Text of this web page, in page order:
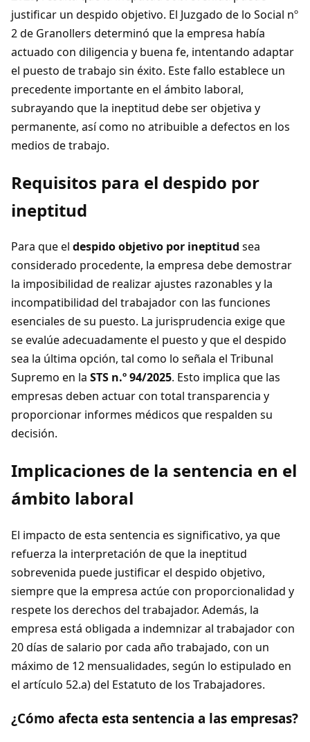
justificar un despido objetivo. El Juzgado de lo Social nº
2 de Granollers determinó que la empresa había
actuado con diligencia y buena fe, intentando adaptar
el puesto de trabajo sin éxito. Este fallo establece un
precedente importante en el ámbito laboral,
subrayando que la ineptitud debe ser objetiva y
permanente, así como no atribuible a defectos en los
medios de trabajo.
Requisitos para el despido por
ineptitud
Para que el despido objetivo por ineptitud sea
considerado procedente, la empresa debe demostrar
la imposibilidad de realizar ajustes razonables y la
incompatibilidad del trabajador con las funciones
esenciales de su puesto. La jurisprudencia exige que
se evalúe adecuadamente el puesto y que el despido
sea la última opción, tal como lo señala el Tribunal
Supremo en la STS n.º 94/2025. Esto implica que las
empresas deben actuar con total transparencia y
proporcionar informes médicos que respalden su
decisión.
Implicaciones de la sentencia en el
ámbito laboral
El impacto de esta sentencia es significativo, ya que
refuerza la interpretación de que la ineptitud
sobrevenida puede justificar el despido objetivo,
siempre que la empresa actúe con proporcionalidad y
respete los derechos del trabajador. Además, la
empresa está obligada a indemnizar al trabajador con
20 días de salario por cada año trabajado, con un
máximo de 12 mensualidades, según lo estipulado en
el artículo 52.a) del Estatuto de los Trabajadores.
¿Cómo afecta esta sentencia a las empresas?